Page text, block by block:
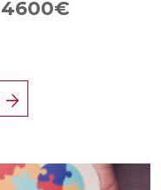
4600€